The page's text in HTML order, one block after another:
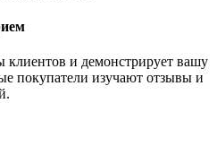
клиентов и демонстрирует вашу
покупатели изучают отзывы и